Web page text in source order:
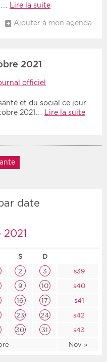
Lire la suite
Ajouter à mon agenda
2021
officiel
et du social ce jour
2021…
Lire la suite
date
S D
Nov »
2 3
s39
9 10
s40
16 17
s41
23 24
s42
30 31 s43